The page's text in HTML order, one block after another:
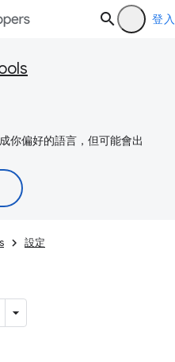
登入
你偏好的語言，但可能會出
設定